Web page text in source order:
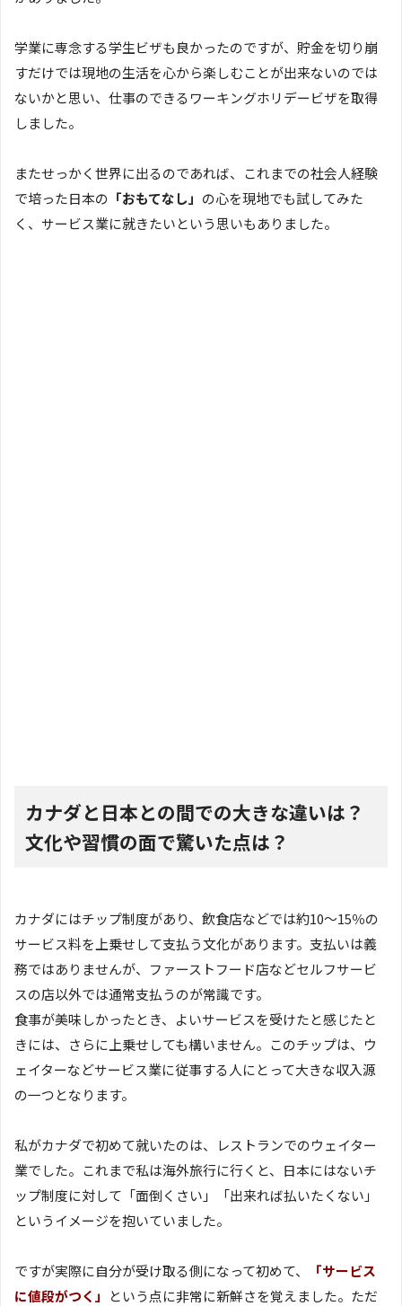
学業に専念する学生ビザも良かったのですが、貯金を切り崩
すだけでは現地の生活を心から楽しむことが出来ないのでは
ないかと思い、仕事のできるワーキングホリデービザを取得
しました。
またせっかく世界に出るのであれば、これまでの社会人経験
で培った日本の 「おもてなし」 の心を現地でも試してみた
く、サービス業に就きたいという思いもありました。
カナダと日本との間での大きな違いは？
文化や習慣の面で驚いた点は？
カナダにはチップ制度があり、飲食店などでは約10～15％の
サービス料を上乗せして支払う文化があります。支払いは義
務ではありませんが、ファーストフード店などセルフサービ
スの店以外では通常支払うのが常識です。
食事が美味しかったとき、よいサービスを受けたと感じたと
きには、さらに上乗せしても構いません。このチップは、ウ
ェイターなどサービス業に従事する人にとって大きな収入源
の一つとなります。
私がカナダで初めて就いたのは、レストランでのウェイター
業でした。これまで私は海外旅行に行くと、日本にはないチ
ップ制度に対して「面倒くさい」「出来れば払いたくない」
というイメージを抱いていました。
ですが実際に自分が受け取る側になって初めて、
「サービス
に値段がつく」
という点に非常に新鮮さを覚えました。ただ